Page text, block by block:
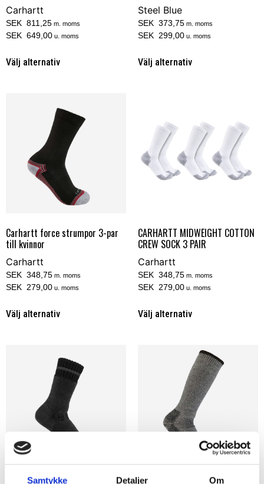
Samtykke Detaljer Om
Carhartt
SEK 811,25 m. moms
SEK 649,00 u. moms
Välj alternativ
Steel Blue
SEK 373,75 m. moms
SEK 299,00 u. moms
Välj alternativ
Carhartt force strumpor 3-par
till kvinnor
Carhartt
SEK 348,75 m. moms
SEK 279,00 u. moms
Välj alternativ
CARHARTT MIDWEIGHT COTTON
CREW SOCK 3 PAIR
Carhartt
SEK 348,75 m. moms
SEK 279,00 u. moms
Välj alternativ